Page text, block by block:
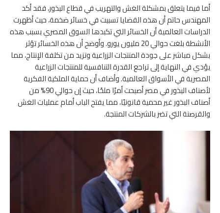
أما فيما يتعلق بمشكلة الغش والتهريب في قطاع البذور، فقد أكد
المهندس حاتم أن هذه القضايا تسببت في خسائر ضخمة، حيث أظهرت
الدراسات العالمية أن الخسائر التي تكبدها السوق المصري بسبب هذه
الأنشطة بلغت حوالي 20 مليون يورو. وأوضح أن هذه الخسائر تؤثر
بشكل مباشر على جودة المنتجات الزراعية وتزيد من تكلفة الإنتاج، مما
يؤدي في النهاية إلى تراجع القدرة التنافسية للمنتجات الزراعية
المصرية في الأسواق العالمية. وأضاف أن حماية الملكية الفكرية
لأصناف البذور في مصر أصبحت أمرًا ملحًا، حيث إن حوالي 90% من
أصناف البذور غير محمية قانونيًا، مما يفتح الباب أمام عمليات الغش
والقرصنة التي تضر بالشركات المنتجة.